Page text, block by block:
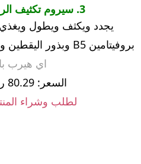
3. سيروم تكثيف الرموش من لارينم
يجدد ويكثف ويطول
بروفيتامين B5 وبذور اليقطين والجلسرين والبيوتين.
اي هيرب
السعر: 80.29 ريال سعودي
لطلب وشراء